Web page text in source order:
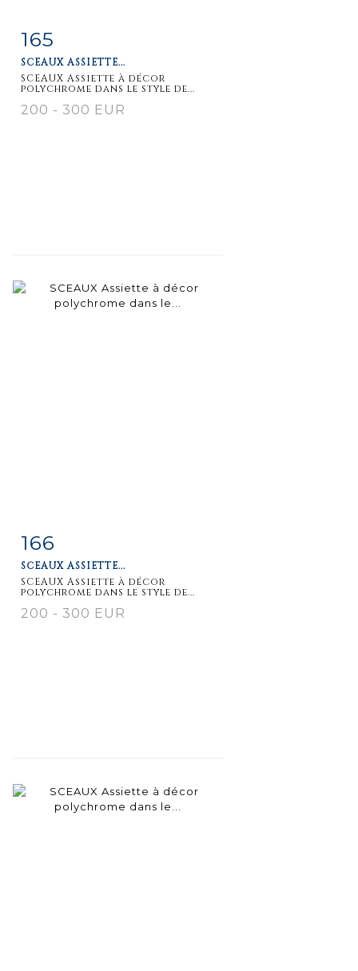
Item detail
165
SCEAUX ASSIETTE...
SCEAUX Assiette à décor
polychrome dans le style de...
200 - 300 EUR
Item detail
166
SCEAUX ASSIETTE...
SCEAUX Assiette à décor
polychrome dans le style de...
200 - 300 EUR